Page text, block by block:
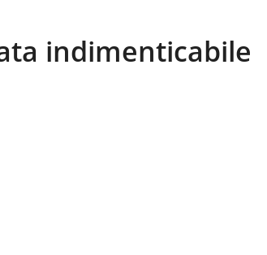
indimenticabile